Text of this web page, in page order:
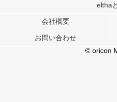
このサイトでは Cookie を使用して、ユ
行っています。
メディアや広告配信、データ解析の各パ
各パートナーは、この情報とユーザーが
ユーザーが各パートナーのサービスを使
eltha
会社概要
お問い合わせ
© oricon